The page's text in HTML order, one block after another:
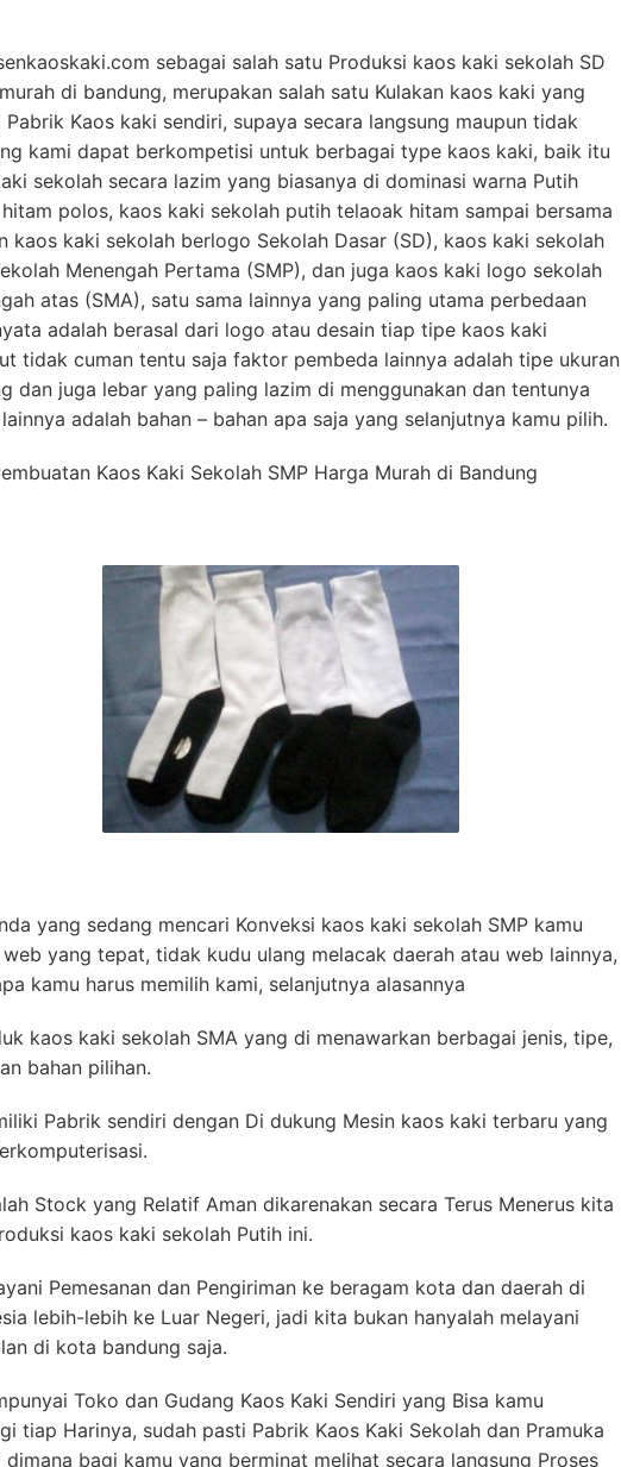
sebagai salah satu Produksi kaos kaki sekolah SD
di bandung, merupakan salah satu Kulakan kaos kaki yang
Pabrik Kaos kaki sendiri, supaya secara langsung maupun tidak
kami dapat berkompetisi untuk berbagai type kaos kaki, baik itu
sekolah secara lazim yang biasanya di dominasi warna Putih
polos, kaos kaki sekolah putih telaoak hitam sampai bersama
kaos kaki sekolah berlogo Sekolah Dasar (SD), kaos kaki sekolah
Menengah Pertama (SMP), dan juga kaos kaki logo sekolah
atas (SMA), satu sama lainnya yang paling utama perbedaan
adalah berasal dari logo atau desain tiap tipe kaos kaki
tidak cuman tentu saja faktor pembeda lainnya adalah tipe ukuran
dan juga lebar yang paling lazim di menggunakan dan tentunya
adalah bahan – bahan apa saja yang selanjutnya kamu pilih.
Kaos Kaki Sekolah SMP Harga Murah di Bandung
yang sedang mencari Konveksi kaos kaki sekolah SMP kamu
yang tepat, tidak kudu ulang melacak daerah atau web lainnya,
kamu harus memilih kami, selanjutnya alasannya
kaos kaki sekolah SMA yang di menawarkan berbagai jenis, tipe,
bahan pilihan.
Pabrik sendiri dengan Di dukung Mesin kaos kaki terbaru yang
Stock yang Relatif Aman dikarenakan secara Terus Menerus kita
kaos kaki sekolah Putih ini.
Pemesanan dan Pengiriman ke beragam kota dan daerah di
lebih-lebih ke Luar Negeri, jadi kita bukan hanyalah melayani
di kota bandung saja.
Toko dan Gudang Kaos Kaki Sendiri yang Bisa kamu
tiap Harinya, sudah pasti Pabrik Kaos Kaki Sekolah dan Pramuka
dimana bagi kamu yang berminat melihat secara langsung Proses